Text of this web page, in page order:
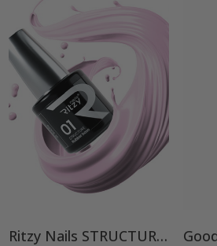
Ritzy Nails STRUCTURE 01 SUBTLE Rubber Base TPO vapaa